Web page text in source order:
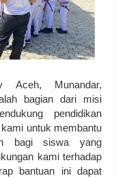
Aceh, Munandar,
bagian dari misi
pendidikan
untuk membantu
bagi siswa yang
kami terhadap
bantuan ini dapat